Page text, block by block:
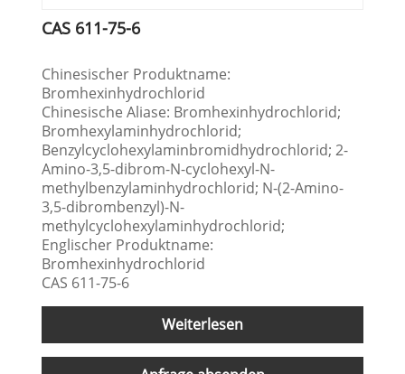
CAS 611-75-6
Chinesischer Produktname:
Bromhexinhydrochlorid
Chinesische Aliase: Bromhexinhydrochlorid;
Bromhexylaminhydrochlorid;
Benzylcyclohexylaminbromidhydrochlorid; 2-
Amino-3,5-dibrom-N-cyclohexyl-N-
methylbenzylaminhydrochlorid; N-(2-Amino-
3,5-dibrombenzyl)-N-
methylcyclohexylaminhydrochlorid;
Englischer Produktname:
Bromhexinhydrochlorid
CAS 611-75-6
Weiterlesen